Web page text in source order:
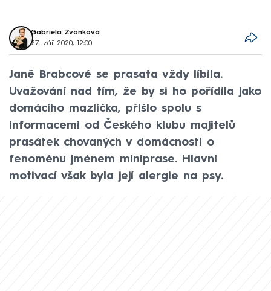
Gabriela Zvonková
27. zář 2020, 12:00
Janě Brabcové se prasata vždy líbila.
Uvažování nad tím, že by si ho pořídila jako
domácího mazlíčka, přišlo spolu s
informacemi od Českého klubu majitelů
prasátek chovaných v domácnosti o
fenoménu jménem miniprase. Hlavní
motivací však byla její alergie na psy.